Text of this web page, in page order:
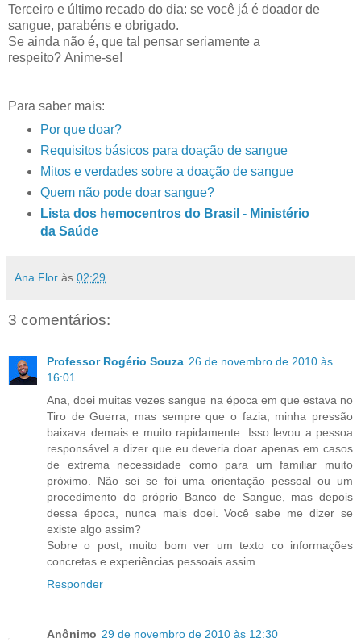
Terceiro e último recado do dia: se você já é doador de
sangue, parabéns e obrigado.
Se ainda não é, que tal pensar seriamente a
respeito? Anime-se!
Para saber mais:
Por que doar?
Requisitos básicos para doação de sangue
Mitos e verdades sobre a doação de sangue
Quem não pode doar sangue?
Lista dos hemocentros do Brasil - Ministério
da Saúde
Ana Flor às 02:29
3 comentários:
Professor Rogério Souza 26 de novembro de 2010 às
16:01
Ana, doei muitas vezes sangue na época em que estava no
Tiro de Guerra, mas sempre que o fazia, minha pressão
baixava demais e muito rapidamente. Isso levou a pessoa
responsável a dizer que eu deveria doar apenas em casos
de extrema necessidade como para um familiar muito
próximo. Não sei se foi uma orientação pessoal ou um
procedimento do próprio Banco de Sangue, mas depois
dessa época, nunca mais doei. Você sabe me dizer se
existe algo assim?
Sobre o post, muito bom ver um texto co informações
concretas e experiências pessoais assim.
Responder
Anônimo 29 de novembro de 2010 às 12:30